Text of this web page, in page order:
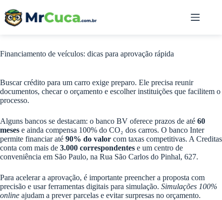
para
Financiamento de veículos: dicas para aprovação rápida
Buscar crédito para um carro exige preparo. Ele precisa reunir
documentos, checar o orçamento e escolher instituições que facilitem o
processo.
Alguns bancos se destacam: o banco BV oferece prazos de até 60
meses e ainda compensa 100% do CO₂ dos carros. O banco Inter
permite financiar até 90% do valor com taxas competitivas. A Creditas
conta com mais de 3.000 correspondentes e um centro de
conveniência em São Paulo, na Rua São Carlos do Pinhal, 627.
Para acelerar a aprovação, é importante preencher a proposta com
precisão e usar ferramentas digitais para simulação. Simulações 100%
online ajudam a prever parcelas e evitar surpresas no orçamento.